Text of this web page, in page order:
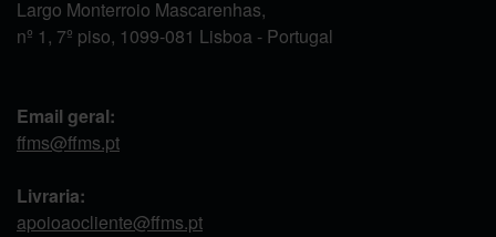
Largo Monterroio Mascarenhas,
nº 1, 7º piso, 1099-081 Lisboa - Portugal
Email geral:
ffms@ffms.pt
Livraria:
apoioaocliente@ffms.pt